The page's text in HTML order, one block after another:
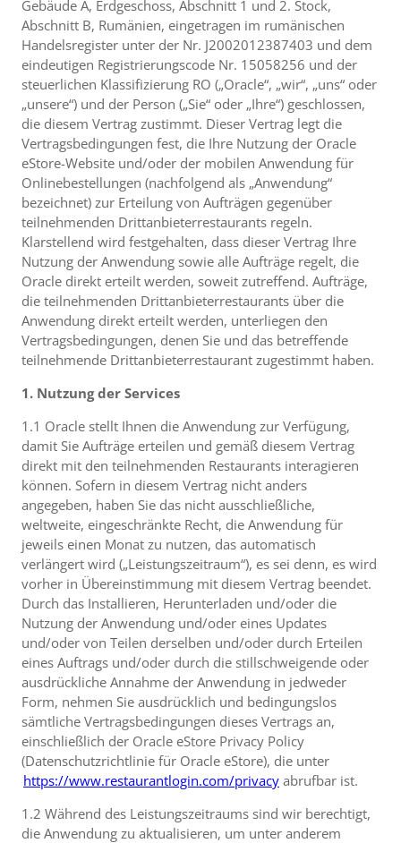
Gebäude A, Erdgeschoss, Abschnitt 1 und 2. Stock,
Abschnitt B, Rumänien, eingetragen im rumänischen
Handelsregister unter der Nr. J2002012387403 und dem
eindeutigen Registrierungscode Nr. 15058256 und der
steuerlichen Klassifizierung RO („Oracle“, „wir“, „uns“ oder
„unsere“) und der Person („Sie“ oder „Ihre“) geschlossen,
die diesem Vertrag zustimmt. Dieser Vertrag legt die
Vertragsbedingungen fest, die Ihre Nutzung der Oracle
eStore-Website und/oder der mobilen Anwendung für
Onlinebestellungen (nachfolgend als „Anwendung“
bezeichnet) zur Erteilung von Aufträgen gegenüber
teilnehmenden Drittanbieterrestaurants regeln.
Klarstellend wird festgehalten, dass dieser Vertrag Ihre
Nutzung der Anwendung sowie alle Aufträge regelt, die
Oracle direkt erteilt werden, soweit zutreffend. Aufträge,
die teilnehmenden Drittanbieterrestaurants über die
Anwendung direkt erteilt werden, unterliegen den
Vertragsbedingungen, denen Sie und das betreffende
teilnehmende Drittanbieterrestaurant zugestimmt haben.
1. Nutzung der Services
1.1 Oracle stellt Ihnen die Anwendung zur Verfügung,
damit Sie Aufträge erteilen und gemäß diesem Vertrag
direkt mit den teilnehmenden Restaurants interagieren
können. Sofern in diesem Vertrag nicht anders
angegeben, haben Sie das nicht ausschließliche,
weltweite, eingeschränkte Recht, die Anwendung für
jeweils einen Monat zu nutzen, das automatisch
verlängert wird („Leistungszeitraum“), es sei denn, es wird
vorher in Übereinstimmung mit diesem Vertrag beendet.
Durch das Installieren, Herunterladen und/oder die
Nutzung der Anwendung und/oder eines Updates
und/oder von Teilen derselben und/oder durch Erteilen
eines Auftrags und/oder durch die stillschweigende oder
ausdrückliche Annahme der Anwendung in jedweder
Form, nehmen Sie ausdrücklich und bedingungslos
sämtliche Vertragsbedingungen dieses Vertrags an,
einschließlich der Oracle eStore Privacy Policy
(Datenschutzrichtlinie für Oracle eStore), die unter
https://www.restaurantlogin.com/privacy abrufbar ist.
1.2 Während des Leistungszeitraums sind wir berechtigt,
die Anwendung zu aktualisieren, um unter anderem